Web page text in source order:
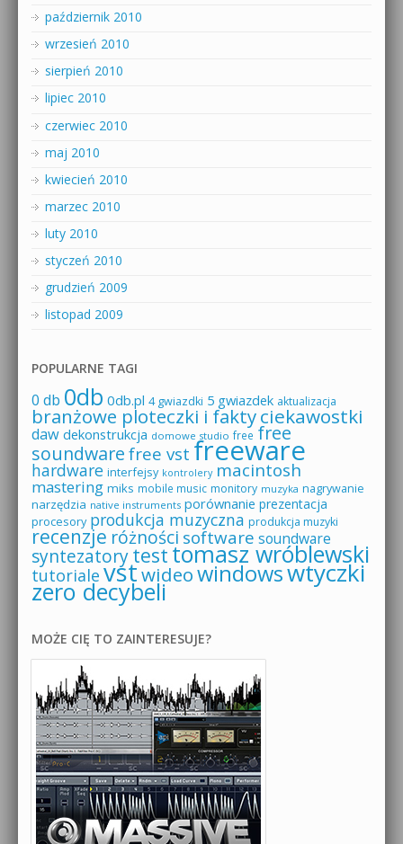
październik 2010
wrzesień 2010
sierpień 2010
lipiec 2010
czerwiec 2010
maj 2010
kwiecień 2010
marzec 2010
luty 2010
styczeń 2010
grudzień 2009
listopad 2009
POPULARNE TAGI
0 db 0db 0db.pl 4 gwiazdki 5 gwiazdek aktualizacja
branżowe ploteczki i faktyciekawostki
daw dekonstrukcja domowe studio free free
soundware free vst freeware
hardware interfejsy kontrolery macintosh
mastering miks mobile music monitory muzyka nagrywanie
narzędzia native instruments porównanie prezentacja
procesory produkcja muzyczna produkcja muzyki
recenzje różności software soundware
syntezatorytesttomasz wróblewski
tutoriale vstwideowindowswtyczki
zero decybeli
MOŻE CIĘ TO ZAINTERESUJE?